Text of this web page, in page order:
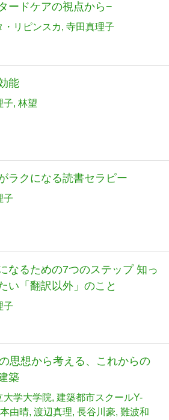
ードケアの視点から−
・リピンスカ 寺田真理子
能
子 林望
ラクになる読書セラピー
子
なるための7つのステップ 知っ
い「翻訳以外」のこと
子
思想から考える、これからの
築
大学大学院 建築都市スクールY-
由晴 渡辺真理 長谷川豪 難波和